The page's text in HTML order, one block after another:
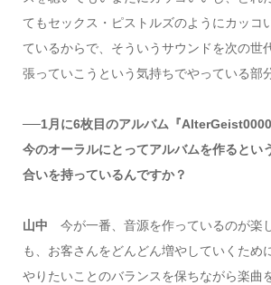
てもセックス・ピストルズのようにカッコ
ているからで、そういうサウンドを次の世
張っていこうという気持ちでやっている部
──1月に6枚目のアルバム『AlterGeist0000
今のオーラルにとってアルバムを作るとい
合いを持っているんですか？
山中 今が一番、音源を作っているのが楽
も、お客さんをどんどん増やしていくため
やりたいことのバランスを保ちながら楽曲